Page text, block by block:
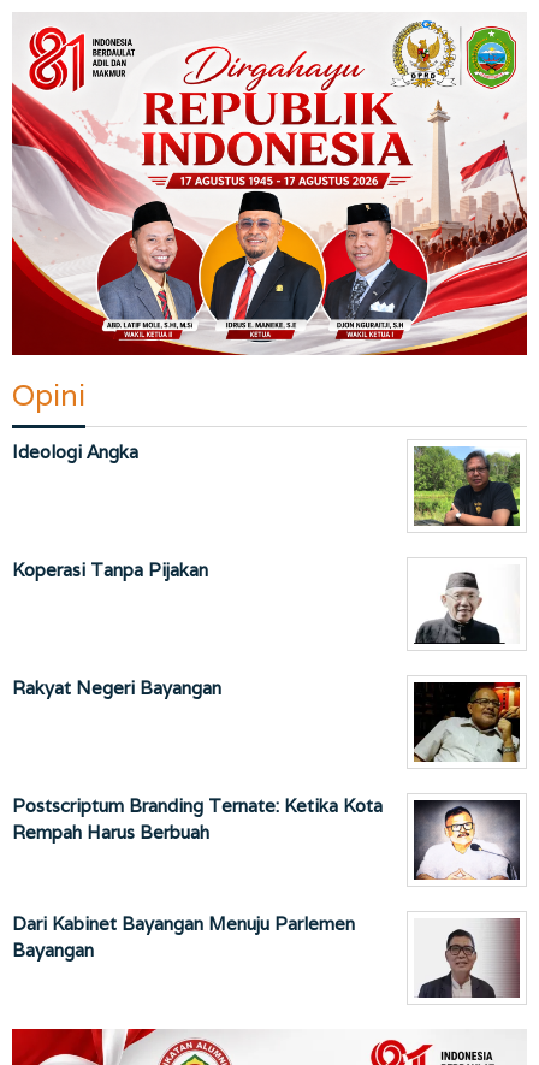
Opini
Ideologi Angka
Koperasi Tanpa Pijakan
Rakyat Negeri Bayangan
Postscriptum Branding Ternate: Ketika Kota
Rempah Harus Berbuah
Dari Kabinet Bayangan Menuju Parlemen
Bayangan